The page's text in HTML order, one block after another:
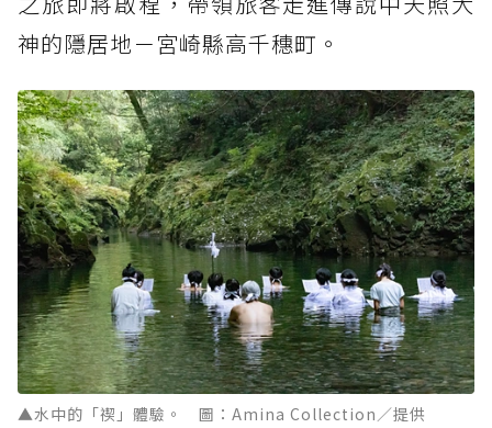
神的隱居地－宮崎縣高千穗町。
▲水中的「禊」體驗。 圖：Amina Collection／提供